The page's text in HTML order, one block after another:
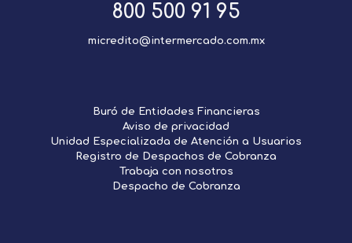
800 500 91 95
micredito@intermercado.com.mx
Buró de Entidades Financieras
Aviso de privacidad
Unidad Especializada de Atención a Usuarios
Registro de Despachos de Cobranza
Trabaja con nosotros
Despacho de Cobranza